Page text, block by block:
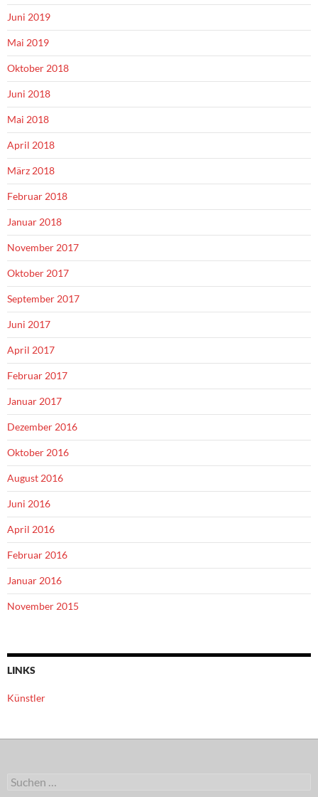
Juni 2019
Mai 2019
Oktober 2018
Juni 2018
Mai 2018
April 2018
März 2018
Februar 2018
Januar 2018
November 2017
Oktober 2017
September 2017
Juni 2017
April 2017
Februar 2017
Januar 2017
Dezember 2016
Oktober 2016
August 2016
Juni 2016
April 2016
Februar 2016
Januar 2016
November 2015
LINKS
Künstler
Suchen